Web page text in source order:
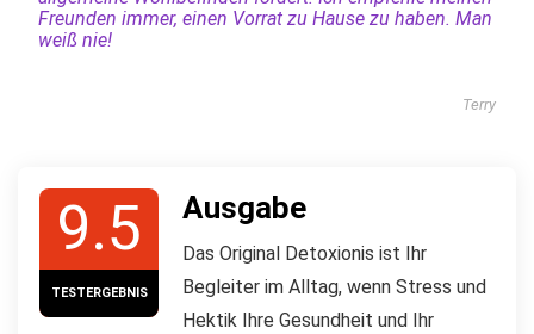
Freunden immer, einen Vorrat zu Hause zu haben. Man
weiß nie!
Terry
9.5
TESTERGEBNIS
Ausgabe
Das Original Detoxionis ist Ihr
Begleiter im Alltag, wenn Stress und
Hektik Ihre Gesundheit und Ihr